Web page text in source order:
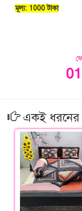
মূল্য: 1000 টাকা
একই